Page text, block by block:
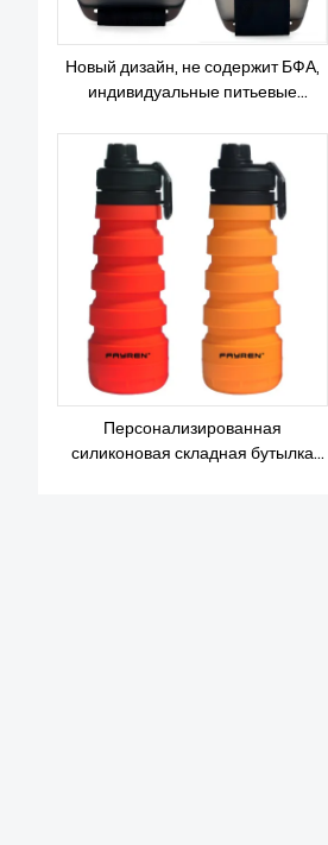
Новый дизайн, не содержит БФА,
индивидуальные питьевые
складные спортивные бутылки для
напитков, детская складная
изолированная бутылка для воды
Персонализированная
силиконовая складная бутылка